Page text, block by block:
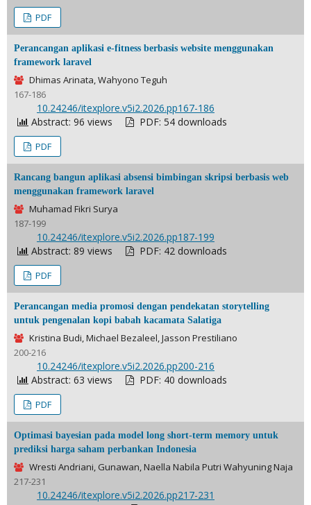
PDF
Perancangan aplikasi e-fitness berbasis website menggunakan
framework laravel
Dhimas Arinata, Wahyono Teguh
167-186
10.24246/itexplore.v5i2.2026.pp167-186
Abstract: 96 views
PDF: 54 downloads
PDF
Rancang bangun aplikasi absensi bimbingan skripsi berbasis web
menggunakan framework laravel
Muhamad Fikri Surya
187-199
10.24246/itexplore.v5i2.2026.pp187-199
Abstract: 89 views
PDF: 42 downloads
PDF
Perancangan media promosi dengan pendekatan storytelling
untuk pengenalan kopi babah kacamata Salatiga
Kristina Budi, Michael Bezaleel, Jasson Prestiliano
200-216
10.24246/itexplore.v5i2.2026.pp200-216
Abstract: 63 views
PDF: 40 downloads
PDF
Optimasi bayesian pada model long short-term memory untuk
prediksi harga saham perbankan Indonesia
Wresti Andriani, Gunawan, Naella Nabila Putri Wahyuning Naja
217-231
10.24246/itexplore.v5i2.2026.pp217-231